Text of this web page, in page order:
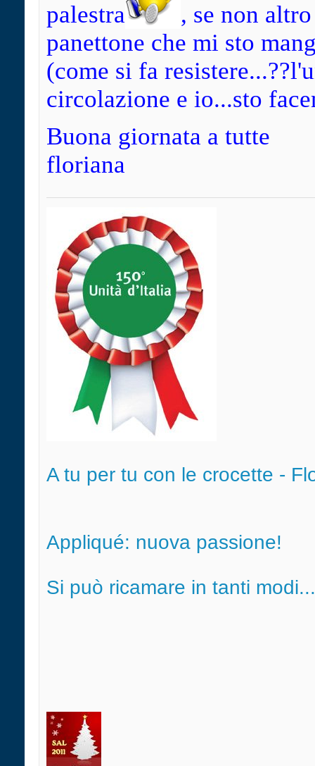
palestra
, se non
panettone che mi sto
(come si fa
circolazione e io...sto
Buona giornata a tutte
floriana
A tu per tu con le crocette -
Appliqué: nuova passione!
Si può ricamare in tanti